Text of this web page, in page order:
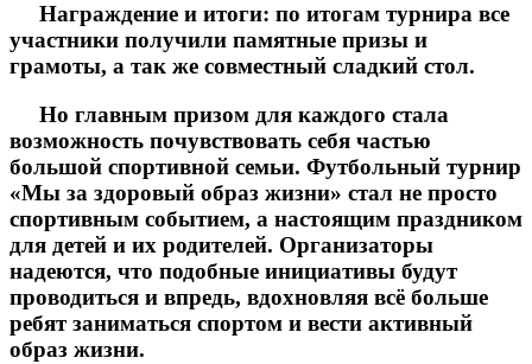
Награждение и итоги: по итогам турнира все
участники получили памятные призы и
грамоты, а так же совместный сладкий стол.
Но главным призом для каждого стала
возможность почувствовать себя частью
большой спортивной семьи. Футбольный турнир
«Мы за здоровый образ жизни» стал не просто
спортивным событием, а настоящим праздником
для детей и их родителей. Организаторы
надеются, что подобные инициативы будут
проводиться и впредь, вдохновляя всё больше
ребят заниматься спортом и вести активный
образ жизни.